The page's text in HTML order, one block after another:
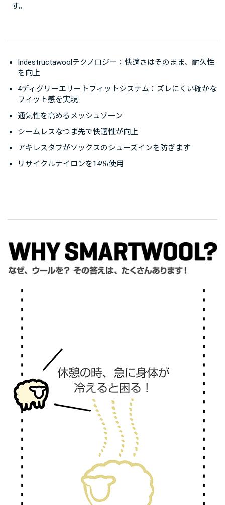
す。
Indestructawoolテクノロジー：快適さはそのまま、耐久性
を向上
4ディグリーエリートフィットシステム：ズレにくい確かな
フィット感を実現
通気性を高めるメッシュゾーン
シームレスなつま先で快適性が向上
アキレスタブがソックスのシューズインを防ぎます
リサイクルナイロンを14％使用